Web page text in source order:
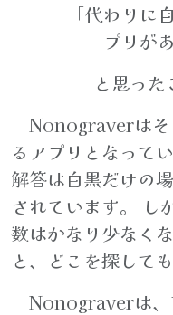
「代わりに
プリが
と思った
Nonograverはそ
るアプリとなって
解答は白黒だけの
されています。 し
数はかなり少なく
と、どこを探して
Nonograverは、